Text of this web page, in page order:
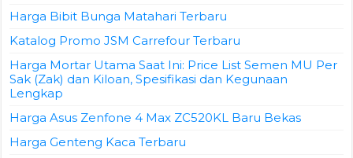
Harga Bibit Bunga Matahari Terbaru
Katalog Promo JSM Carrefour Terbaru
Harga Mortar Utama Saat Ini: Price List Semen MU Per
Sak (Zak) dan Kiloan, Spesifikasi dan Kegunaan
Lengkap
Harga Asus Zenfone 4 Max ZC520KL Baru Bekas
Harga Genteng Kaca Terbaru